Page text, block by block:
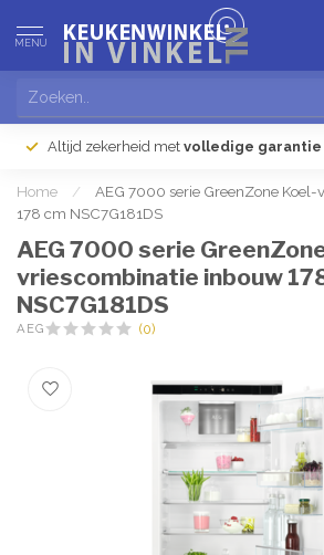
MENU
Altijd zekerheid met volledige garantie
Home /
AEG 7000 serie GreenZone
178 cm NSC7G181DS
AEG 7000 serie
vriescombinatie inbouw
NSC7G181DS
AEG (0)